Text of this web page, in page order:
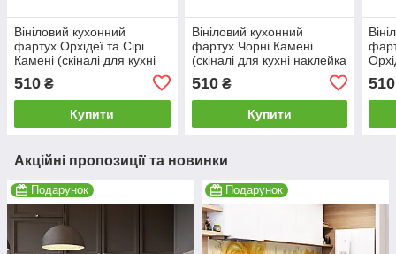
Вініловий кухонний
фартух Орхідеї та Сірі
Камені (скіналі для кухні
Рожевий 600*2000 мм
510 ₴
Купити
Вініловий кухонний
фартух Чорні Камені
(скіналі для кухні наклейка
Текстура 600*2000 мм
510₴
Купити
510
Акційні пропозиції та новинки
Подарунок Подарунок